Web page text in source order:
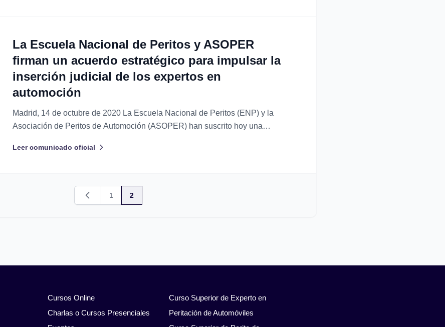
La Escuela Nacional de Peritos y ASOPER
firman un acuerdo estratégico para impulsar la
inserción judicial de los expertos en
automoción
Madrid, 14 de octubre de 2020 La Escuela Nacional de Peritos (ENP) y la
Asociación de Peritos de Automoción (ASOPER) han suscrito hoy una
profesional de los titulados del Curso de...
Leer comunicado oficial
Anterior
1 2
Cursos Online
Charlas o Cursos Presenciales
Curso Superior de Experto en
Peritación de Automóviles